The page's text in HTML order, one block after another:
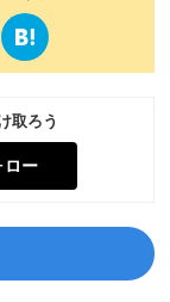
取ろう
ロー